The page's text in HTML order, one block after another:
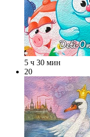
5 ч 30 мин
20